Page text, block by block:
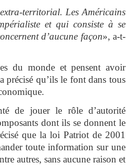
territorial. Les Américains
et qui consiste à se
d’aucune façon», a-t-
du monde et pensent avoir
précisé qu’ils le font dans tous
de jouer le rôle d’autorité
dont ils se donnent le
que la loi Patriot de 2001
toute information sur une
autres, sans aucune raison et